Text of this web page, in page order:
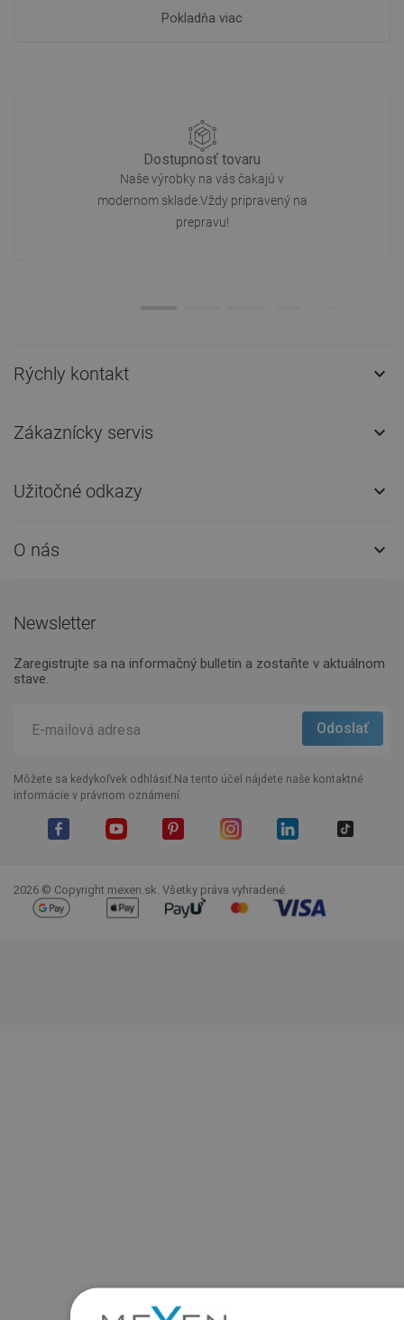
Pokladňa viac
Dostupnosť tovaru
Naše výrobky na vás čakajú v
modernom sklade.Vždy pripravený na
prepravu!
Rýchly kontakt 
Zákaznícky servis 
Užitočné odkazy 
O nás 
Newsletter
Zaregistrujte sa na informačný bulletin a zostaňte v aktuálnom
stave.
Môžete sa kedykoľvek odhlásiť.Na tento účel nájdete naše kontaktné
informácie v právnom oznámení.
2026 © Copyright mexen.sk. Všetky práva vyhradené.